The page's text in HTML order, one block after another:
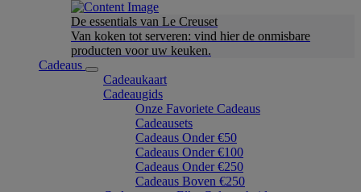
De essentials van Le Creuset
Van koken tot serveren: vind hier de onmisbare
producten voor uw keuken.
Cadeaus
Cadeaukaart
Cadeaugids
Onze Favoriete Cadeaus
Cadeausets
Cadeaus Onder €50
Cadeaus Onder €100
Cadeaus Onder €250
Cadeaus Boven €250